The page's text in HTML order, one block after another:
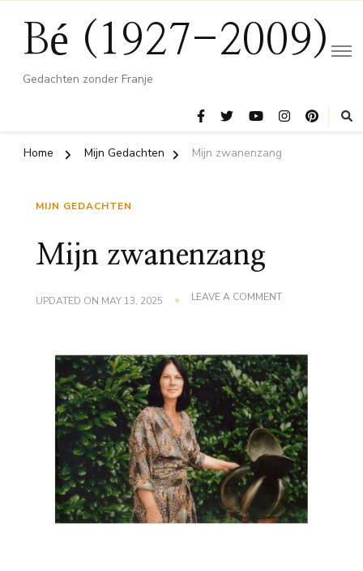
Bé (1927-2009)
Gedachten zonder Franje
Home Mijn Gedachten Mijn zwanenzang
MIJN GEDACHTEN
Mijn zwanenzang
UPDATED ON MAY 13, 2025 LEAVE A COMMENTON